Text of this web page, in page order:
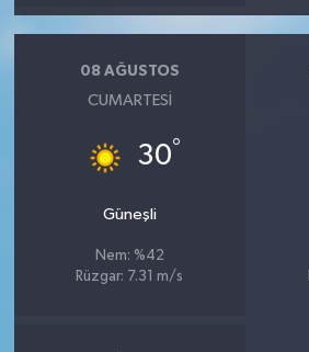
08 AĞUSTOS
CUMARTESI
30°
Güneşli
Nem: %42
Rüzgar: 7.31 m/s